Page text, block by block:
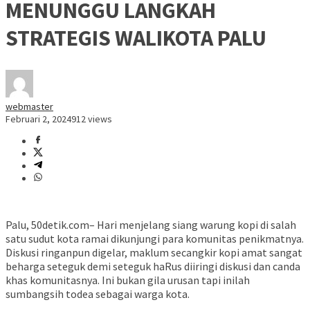
MENUNGGU LANGKAH
STRATEGIS WALIKOTA PALU
webmaster
Februari 2, 2024912 views
Palu, 50detik.com– Hari menjelang siang warung kopi di salah
satu sudut kota ramai dikunjungi para komunitas penikmatnya.
Diskusi ringanpun digelar, maklum secangkir kopi amat sangat
beharga seteguk demi seteguk haRus diiringi diskusi dan canda
khas komunitasnya. Ini bukan gila urusan tapi inilah
sumbangsih todea sebagai warga kota.